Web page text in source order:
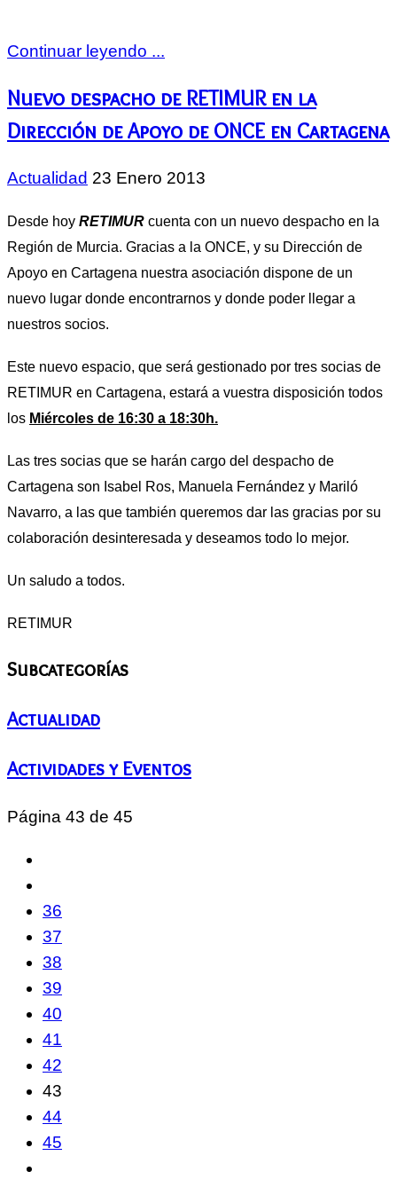
Continuar leyendo ...
Nuevo despacho de RETIMUR en la
Dirección de Apoyo de ONCE en Cartagena
Actualidad 23 Enero 2013
Desde hoy RETIMUR cuenta con un nuevo despacho en la
Región de Murcia. Gracias a la ONCE, y su Dirección de
Apoyo en Cartagena nuestra asociación dispone de un
nuevo lugar donde encontrarnos y donde poder llegar a
nuestros socios.
Este nuevo espacio, que será gestionado por tres socias de
RETIMUR en Cartagena, estará a vuestra disposición todos
los Miércoles de 16:30 a 18:30h.
Las tres socias que se harán cargo del despacho de
Cartagena son Isabel Ros, Manuela Fernández y Mariló
Navarro, a las que también queremos dar las gracias por su
colaboración desinteresada y deseamos todo lo mejor.
Un saludo a todos.
RETIMUR
Subcategorías
Actualidad
Actividades y Eventos
Página 43 de 45
36
37
38
39
40
41
42
43
44
45